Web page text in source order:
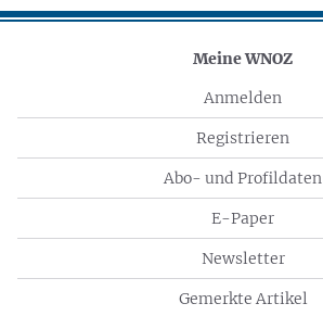
Meine WNOZ
Anmelden
Registrieren
Abo- und Profildaten
E-Paper
Newsletter
Gemerkte Artikel